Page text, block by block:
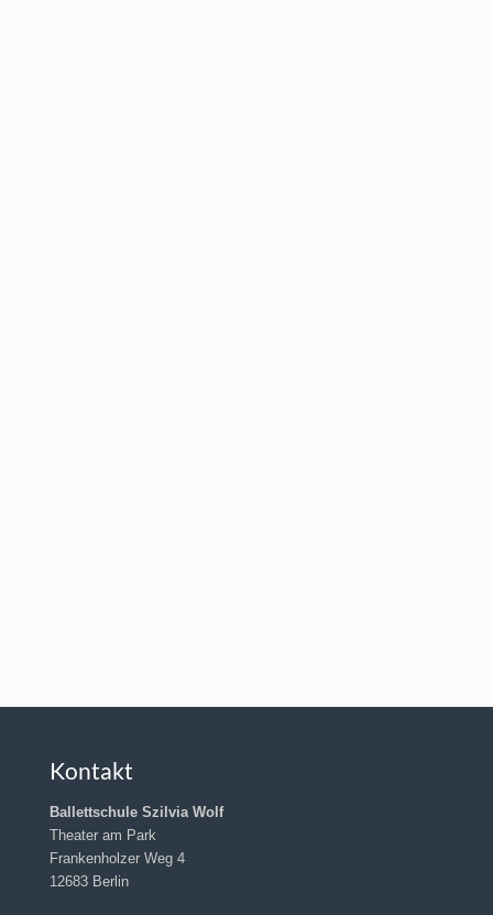
Kontakt
Ballettschule Szilvia Wolf
Theater am Park
Frankenholzer Weg 4
12683 Berlin